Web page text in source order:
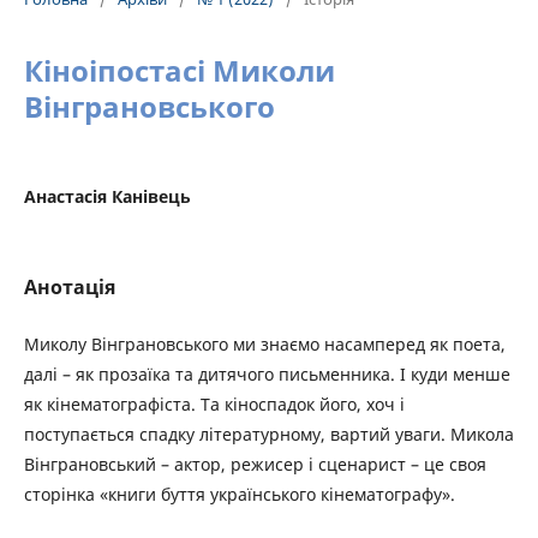
Кіноіпостасі Миколи
Вінграновського
Анастасія Канівець
Анотація
Миколу Вінграновського ми знаємо насамперед як поета,
далі – як прозаїка та дитячого письменника. І куди менше
як кінематографіста. Та кіноспадок його, хоч і
поступається спадку літературному, вартий уваги. Микола
Вінграновський – актор, режисер і сценарист – це своя
сторінка «книги буття українського кінематографу».